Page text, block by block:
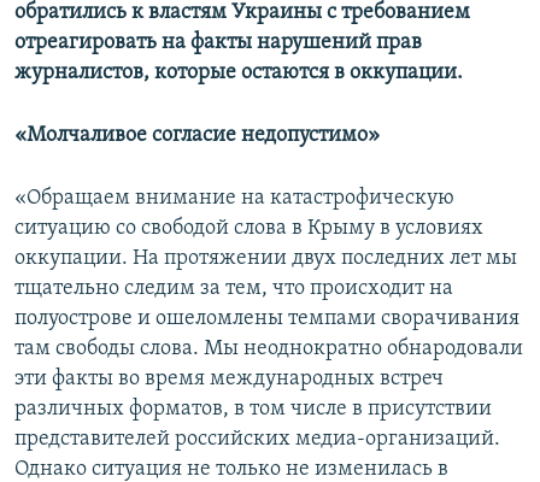
обратились к властям Украины с требованием
отреагировать на факты нарушений прав
журналистов, которые остаются в оккупации.
«Молчаливое согласие недопустимо»
«Обращаем внимание на катастрофическую
ситуацию со свободой слова в Крыму в условиях
оккупации. На протяжении двух последних лет мы
тщательно следим за тем, что происходит на
полуострове и ошеломлены темпами сворачивания
там свободы слова. Мы неоднократно обнародовали
эти факты во время международных встреч
различных форматов, в том числе в присутствии
представителей российских медиа-организаций.
Однако ситуация не только не изменилась в